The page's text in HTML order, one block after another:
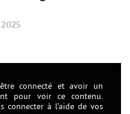
connecté et avoir un
pour voir ce contenu.
connecter à l’aide de vos